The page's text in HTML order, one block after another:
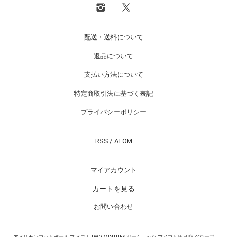
配送・送料について
返品について
支払い方法について
特定商取引法に基づく表記
プライバシーポリシー
RSS / ATOM
マイアカウント
カートを見る
お問い合わせ